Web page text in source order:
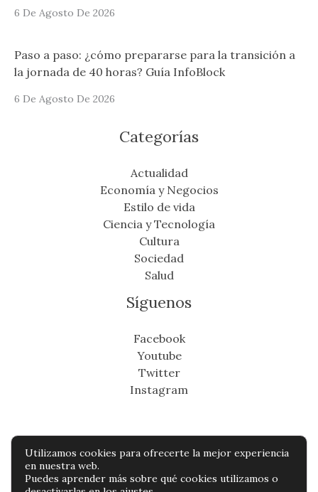
6 De Agosto De 2026
Paso a paso: ¿cómo prepararse para la transición a
la jornada de 40 horas? Guía InfoBlock
6 De Agosto De 2026
Categorías
Actualidad
Economía y Negocios
Estilo de vida
Ciencia y Tecnología
Cultura
Sociedad
Salud
Síguenos
Facebook
Youtube
Twitter
Instagram
Copyright © Todos os direitos reservados -
cronicafinanciera.com
Utilizamos cookies para ofrecerte la mejor experiencia
en nuestra web.
Puedes aprender más sobre qué cookies utilizamos o